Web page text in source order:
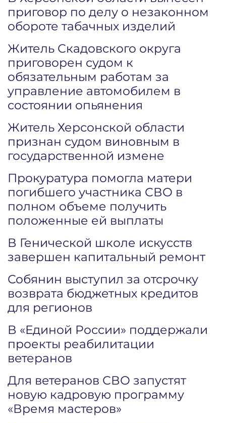
приговор по делу о незаконном
обороте табачных изделий
Житель Скадовского округа
приговорен судом к
обязательным работам за
управление автомобилем в
состоянии опьянения
Житель Херсонской области
признан судом виновным в
государственной измене
Прокуратура помогла матери
погибшего участника СВО в
полном объеме получить
положенные ей выплаты
В Генической школе искусств
завершен капитальный ремонт
Собянин выступил за отсрочку
возврата бюджетных кредитов
для регионов
В «Единой России» поддержали
проекты реабилитации
ветеранов
Для ветеранов СВО запустят
новую кадровую программу
«Время мастеров»